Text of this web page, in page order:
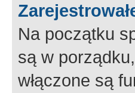
Na początku
są w
włączone są